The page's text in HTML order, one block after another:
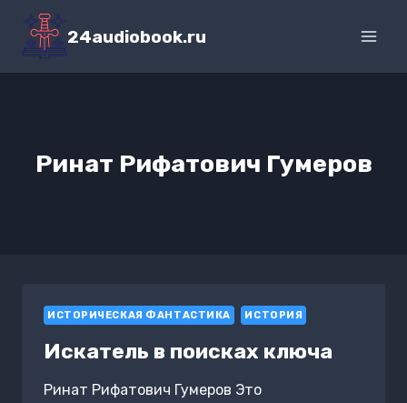
Перейти
содержимому
24audiobook.ru
Ринат Рифатович Гумеров
ИСТОРИЧЕСКАЯ ФАНТАСТИКА ИСТОРИЯ
Искатель в поисках ключа
Ринат Рифатович Гумеров Это